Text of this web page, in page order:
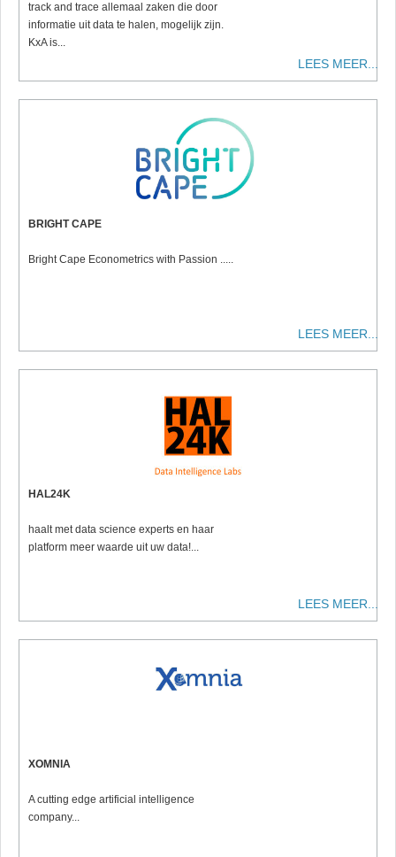
track and trace allemaal zaken die door
informatie uit data te halen, mogelijk zijn.
KxA is...
LEES MEER...
BRIGHT CAPE
Bright Cape Econometrics with Passion .....
LEES MEER...
HAL24K
haalt met data science experts en haar
platform meer waarde uit uw data!...
LEES MEER...
XOMNIA
A cutting edge artificial intelligence
company...